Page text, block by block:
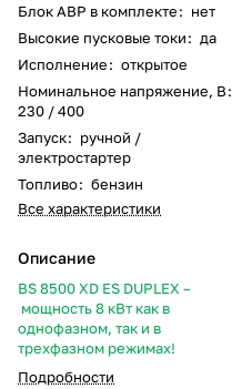
Блок АВР в комплекте: нет
Высокие пусковые токи: да
Исполнение: открытое
Номинальное напряжение, В:
230 / 400
Запуск: ручной /
электростартер
Топливо: бензин
Все характеристики
Описание
BS 8500 XD ES DUPLEX –
мощность 8 кВт как в
однофазном, так и в
трехфазном режимах!
Подробности